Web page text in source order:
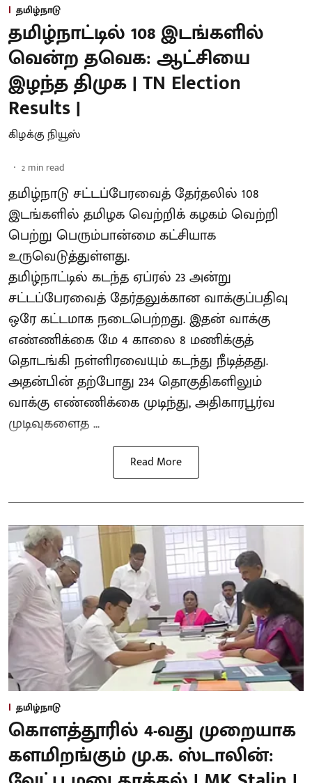
தமிழ்நாடு
தமிழ்நாட்டில் 108 இடங்களில்
வென்ற தவெக: ஆட்சியை
இழந்த திமுக | TN Election
Results |
கிழக்கு நியூஸ்
2 min read
தமிழ்நாடு சட்டப்பேரவைத் தேர்தலில் 108
இடங்களில் தமிழக வெற்றிக் கழகம் வெற்றி
பெற்று பெரும்பான்மை கட்சியாக
உருவெடுத்துள்ளது.
தமிழ்நாட்டில் கடந்த ஏப்ரல் 23 அன்று
சட்டப்பேரவைத் தேர்தலுக்கான வாக்குப்பதிவு
ஒரே கட்டமாக நடைபெற்றது. இதன் வாக்கு
எண்ணிக்கை மே 4 காலை 8 மணிக்குத்
தொடங்கி நள்ளிரவையும் கடந்து நீடித்தது.
அதன்பின் தற்போது 234 தொகுதிகளிலும்
வாக்கு எண்ணிக்கை முடிந்து, அதிகாரபூர்வ
முடிவுகளைத ...
Read More
தமிழ்நாடு
கொளத்தூரில் 4-வது முறையாக
களமிறங்கும் மு.க. ஸ்டாலின்: